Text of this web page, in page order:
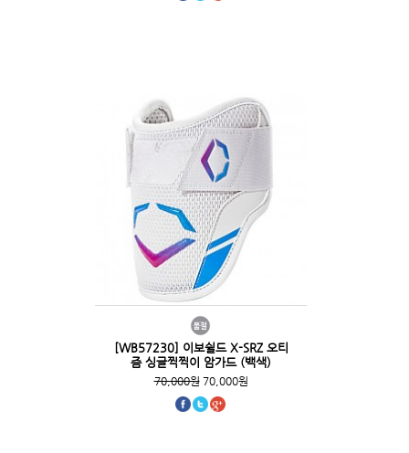
[WB57230] 이보쉴드 X-SRZ 오티
즘 싱글찍찍이 암가드 (백색)
70,000원70,000원